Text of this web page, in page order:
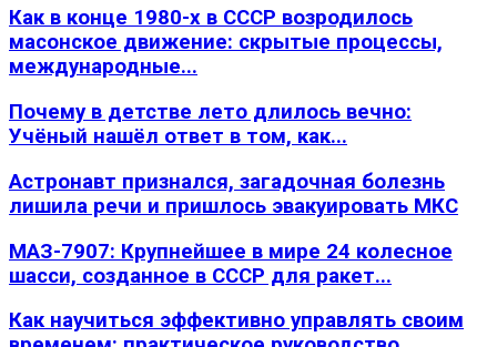
Как в конце 1980-х в СССР возродилось
масонское движение: скрытые процессы,
международные...
Почему в детстве лето длилось вечно:
Учёный нашёл ответ в том, как...
Астронавт признался, загадочная болезнь
лишила речи и пришлось эвакуировать МКС
МАЗ-7907: Крупнейшее в мире 24 колесное
шасси, созданное в СССР для ракет...
Как научиться эффективно управлять своим